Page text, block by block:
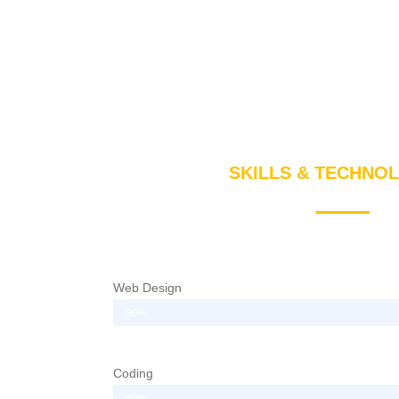
SKILLS &
Web Design
Coding